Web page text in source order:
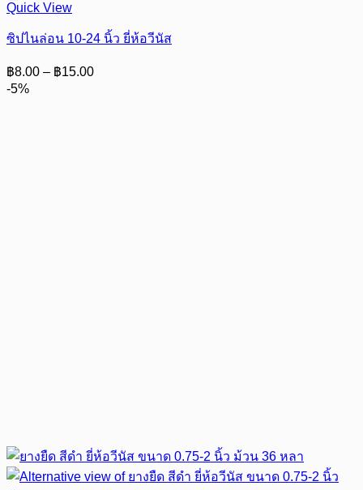
Quick View
ซิปไนล่อน 10-24 นิ้ว ยี่ห้อวีนัส
฿8.00 – ฿15.00Price
-5%